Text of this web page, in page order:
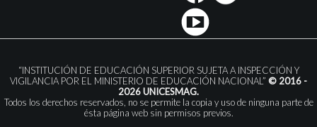
“INSTITUCIÓN DE EDUCACIÓN SUPERIOR SUJETA A INSPECCIÓN Y
VIGILANCIA POR EL MINISTERIO DE EDUCACIÓN NACIONAL” © 2016 -
2026 UNICESMAG.
Todos los derechos reservados, no se permite la copia y uso de ninguna parte de
ésta página web sin permisos previos.